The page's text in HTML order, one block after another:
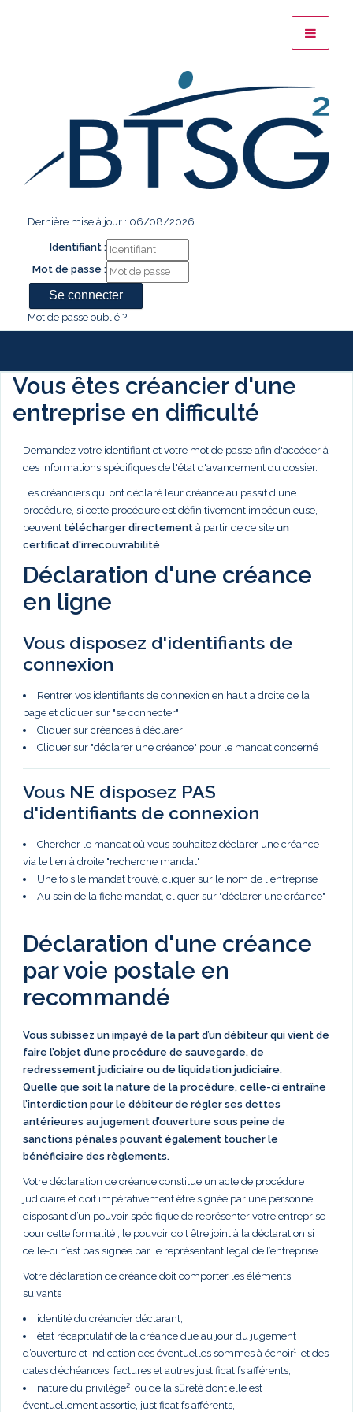
Dernière mise à jour : 06/08/2026
Identifiant :
Mot de passe :
Mot de passe oublié ?
Vous êtes créancier d'une
entreprise en difficulté
Demandez votre identifiant et votre mot de passe afin d'accéder à
des informations spécifiques de l'état d'avancement du dossier.
Les créanciers qui ont déclaré leur créance au passif d'une
procédure, si cette procédure est définitivement impécunieuse,
peuvent télécharger directement à partir de ce site un
certificat d'irrecouvrabilité.
Déclaration d'une créance
en ligne
Vous disposez d'identifiants de
connexion
Rentrer vos identifiants de connexion en haut a droite de la
page et cliquer sur "se connecter"
Cliquer sur créances à déclarer
Cliquer sur "déclarer une créance" pour le mandat concerné
Vous NE disposez PAS
d'identifiants de connexion
Chercher le mandat où vous souhaitez déclarer une créance
via le lien à droite "recherche mandat"
Une fois le mandat trouvé, cliquer sur le nom de l'entreprise
Au sein de la fiche mandat, cliquer sur "déclarer une créance"
Déclaration d'une créance
par voie postale en
recommandé
Vous subissez un impayé de la part d’un débiteur qui vient de
faire l’objet d’une procédure de sauvegarde, de
redressement judiciaire ou de liquidation judiciaire.
Quelle que soit la nature de la procédure, celle-ci entraîne
l’interdiction pour le débiteur de régler ses dettes
antérieures au jugement d’ouverture sous peine de
sanctions pénales pouvant également toucher le
bénéficiaire des règlements.
Votre déclaration de créance constitue un acte de procédure
judiciaire et doit impérativement être signée par une personne
disposant d’un pouvoir spécifique de représenter votre entreprise
pour cette formalité ; le pouvoir doit être joint à la déclaration si
celle-ci n’est pas signée par le représentant légal de l’entreprise.
Votre déclaration de créance doit comporter les éléments
suivants :
identité du créancier déclarant,
état récapitulatif de la créance due au jour du jugement
d’ouverture et indication des éventuelles sommes à échoir¹ et des
dates d’échéances, factures et autres justificatifs afférents,
nature du privilège² ou de la sûreté dont elle est
éventuellement assortie, justificatifs afférents,